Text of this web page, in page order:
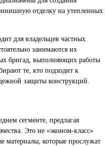
отделку на утепленных
для владельцев частных
занимаются их
бригад, выполняющих работы
те, кто подходит к
защиты конструкций.
сегменте, предлагая
Это не «эконом-класс»
материалы, которые прослужат